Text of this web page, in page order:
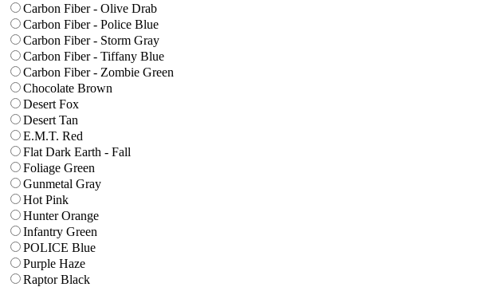
Carbon Fiber - Olive Drab
Carbon Fiber - Police Blue
Carbon Fiber - Storm Gray
Carbon Fiber - Tiffany Blue
Carbon Fiber - Zombie Green
Chocolate Brown
Desert Fox
Desert Tan
E.M.T. Red
Flat Dark Earth - Fall
Foliage Green
Gunmetal Gray
Hot Pink
Hunter Orange
Infantry Green
POLICE Blue
Purple Haze
Raptor Black